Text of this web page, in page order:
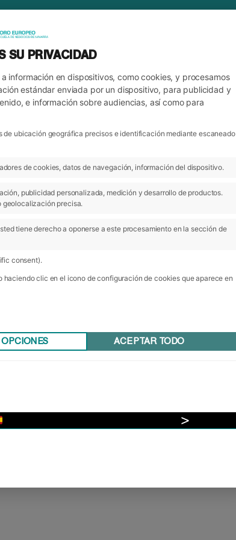
ARCHIVO CATEGORÍAS
SU PRIVACIDAD
información en dispositivos, como cookies, y procesamos
estándar enviada por un dispositivo, para publicidad y
e información sobre audiencias, así como para
ubicación geográfica precisos e identificación mediante escaneado
de cookies, datos de navegación, información del dispositivo.
publicidad personalizada, medición y desarrollo de productos.
precisa.
tiene derecho a oponerse a este procesamiento en la sección de
consent).
clic en el icono de configuración de cookies que aparece en
ACEPTAR TODO